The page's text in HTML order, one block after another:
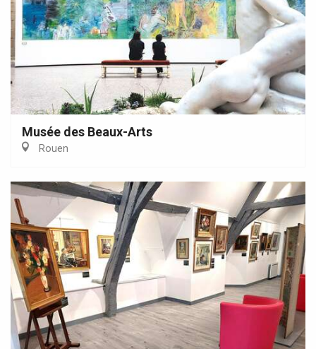
Musée des Beaux-Arts
Rouen